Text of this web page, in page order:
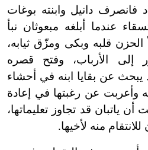
فانصرف دانيل وابنته بوغات
عندما أبلغه مبعوثان نبأ
قلبه وبكى ومزّق ثيابه،
إلى الأرباب، وفتح قصره
يبحث عن بقايا ابنه في أحشاء
وأعربت عن رغبتها في إعادة
ياتبان قد تجاوز تعليماتها،
منه لأخيها.